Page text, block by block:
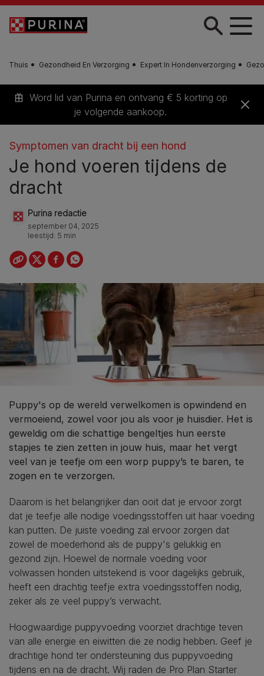
Skip to main content
Thuis Gezondheid En Verzorging Expert In Hondenverzorging
Word lid van Purina en ontvang € 5 korting op
je volgende aankoop.
Symptomen van dracht bij een hond
Je hond voeren tijdens de
dracht
Purina redactie
september 04, 2025
leestijd: 5 min
Puppy's op de wereld verwelkomen is opwindend en
vermoeiend, zowel voor jou als voor je huisdier. Het is
geweldig om die schattige bengeltjes hun eerste
stapjes te zien zetten in jouw huis, maar het vergt
veel van je teefje om een worp puppy’s te baren, te
zogen en te verzorgen.
Daarom is het belangrijker dan ooit dat je ervoor zorgt
dat je teefje alle nodige voedingsstoffen uit haar voeding
kan putten. De juiste voeding zal ervoor zorgen dat
zowel de moederhond als de puppy's gelukkig en
gezond zijn. Hoewel de normale voeding voor
volwassen honden uitstekend is voor dagelijks gebruik,
heeft een drachtig teefje extra voedingsstoffen nodig,
zeker als ze veel puppy’s verwacht.
Hoogwaardige puppyvoeding voorziet drachtige teven
van alle energie en eiwitten die ze nodig hebben. Geef je
drachtige hond ter ondersteuning dus puppyvoeding
tijdens en na de dracht. Wij raden de Pro Plan Starter